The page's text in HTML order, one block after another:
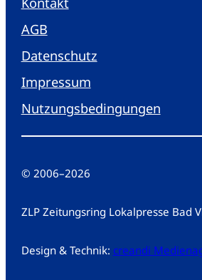
AGB
Datenschutz
Impressum
Nutzungsbedingungen
© 2006–2026
ZLP Zeitungsring Lokalpresse Bad
Design & Technik: creandi